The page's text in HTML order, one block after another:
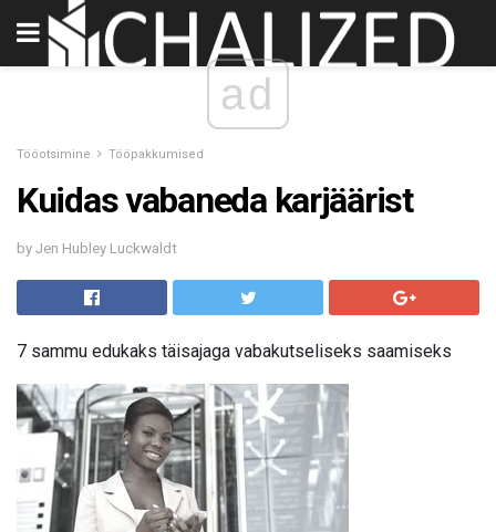
ad
Tööotsimine Tööpakkumised
Kuidas vabaneda karjäärist
by Jen Hubley Luckwaldt
7 sammu edukaks täisajaga vabakutseliseks saamiseks